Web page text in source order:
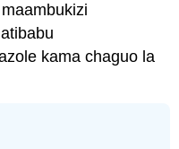
kama chaguo la